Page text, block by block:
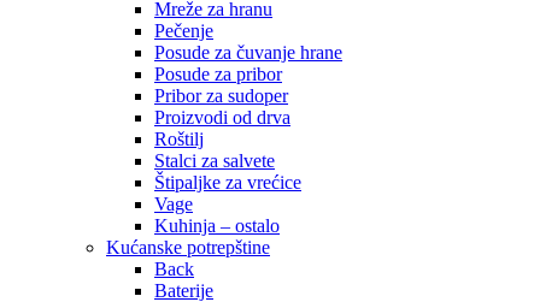
Mreže za hranu
Pečenje
Posude za čuvanje hrane
Posude za pribor
Pribor za sudoper
Proizvodi od drva
Roštilj
Stalci za salvete
Štipaljke za vrećice
Vage
Kuhinja – ostalo
Kućanske potrepštine
Back
Baterije